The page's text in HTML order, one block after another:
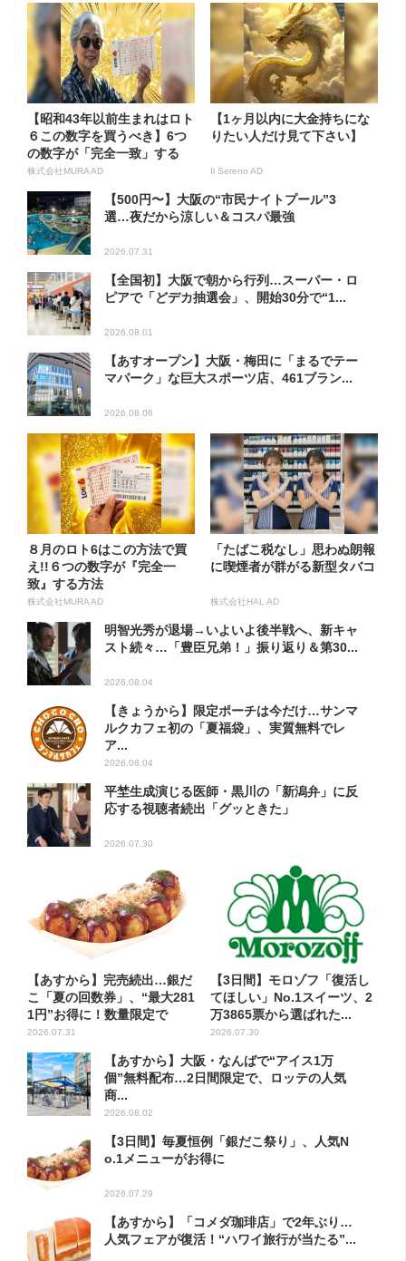
【昭和43年以前生まれはロト
６この数字を買うべき】6つ
の数字が「完全一致」する
方...
株式会社MURA AD
【1ヶ月以内に大金持ちにな
りたい人だけ見て下さい】
Il Sereno AD
【500円〜】大阪の“市民ナイトプール”3
選…夜だから涼しい＆コスパ最強
2026.07.31
【全国初】大阪で朝から行列…スーパー・ロ
ピアで「どデカ抽選会」、開始30分で“1...
2026.08.01
【あすオープン】大阪・梅田に「まるでテー
マパーク」な巨大スポーツ店、461ブラン...
2026.08.06
８月のロト6はこの方法で買
え!!６つの数字が『完全一
致』する方法
株式会社MURA AD
「たばこ税なし」思わぬ朗報
に喫煙者が群がる新型タバコ
株式会社HAL AD
明智光秀が退場→いよいよ後半戦へ、新キャ
スト続々…「豊臣兄弟！」振り返り＆第30...
2026.08.04
【きょうから】限定ポーチは今だけ…サンマ
ルクカフェ初の「夏福袋」、実質無料でレ
ア...
2026.08.04
平埜生成演じる医師・黒川の「新潟弁」に反
応する視聴者続出「グッときた」
2026.07.30
【あすから】完売続出…銀だ
こ「夏の回数券」、“最大281
1円”お得に！数量限定で
2026.07.31
【3日間】モロゾフ「復活し
てほしい」No.1スイーツ、2
万3865票から選ばれた...
2026.07.30
【あすから】大阪・なんばで“アイス1万
個”無料配布…2日間限定で、ロッテの人気
商...
2026.08.02
【3日間】毎夏恒例「銀だこ祭り」、人気N
o.1メニューがお得に
2026.07.29
【あすから】「コメダ珈琲店」で2年ぶり…
人気フェアが復活！“ハワイ旅行が当たる”...